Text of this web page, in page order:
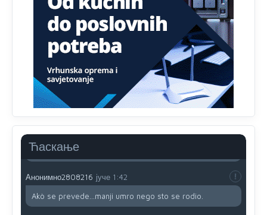
Ћаскање
genocidna tvorevina pravi smetnju a recimo Srbija je
davno priznala.Nasvakom proizvodu iz Srbije stoji -
uvoznik za Kosovo
Анонимно2806721
Sve i da se nekim čudom vojska Srbije "vrati" na
Kosovo-kome će se vratiti? Gdje je dobrodošla i koga
da brani? A imamo vojsku Kosova kojoj želimo svako
dobro i da se što bolje opreme
i mi tebi želimo dug život i tešku bolest
Анонимно2808216 јуче 1:42
Akò se prevede...manji umro nego sto se rodio.